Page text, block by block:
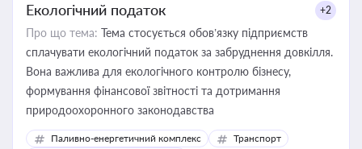
Екологічний податок +2
Про що тема: Тема стосується обов’язку підприємств
сплачувати екологічний податок за забруднення довкілля.
Вона важлива для екологічного контролю бізнесу,
формування фінансової звітності та дотримання
природоохоронного законодавства
Паливно-енергетичний комплекс
Транспорт